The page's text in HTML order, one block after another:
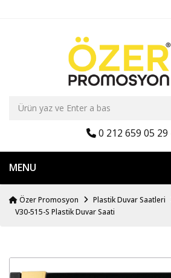
0 212 659 05 29
MENU
Özer Promosyon
Plastik Duvar Saatleri
V30-515-S Plastik Duvar Saati